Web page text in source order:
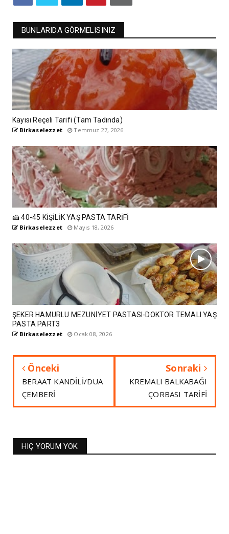
BUNLARIDA GÖRMELISINIZ
Kayısı Reçeli Tarifi (Tam Tadında)
Birkaselezzet Temmuz 27, 2026
🍰 40-45 KİŞİLİK YAŞ PASTA TARİFİ
Birkaselezzet Mayıs 18, 2026
ŞEKER HAMURLU MEZUNİYET PASTASI-DOKTOR TEMALI YAŞ
PASTA PART3
Birkaselezzet Ocak 08, 2026
Önceki
BERAAT KANDİLİ/DUA
ÇEMBERİ
Sonraki
KREMALI BALKABAĞI
ÇORBASI TARİFİ
HIÇ YORUM YOK